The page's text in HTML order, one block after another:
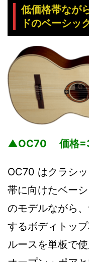
低価格帯なが
ドのベーシッ
▲OC70 価格
OC70 はクラシ
帯に向けたベー
のモデルながら
するボディトッ
ルースを単板で